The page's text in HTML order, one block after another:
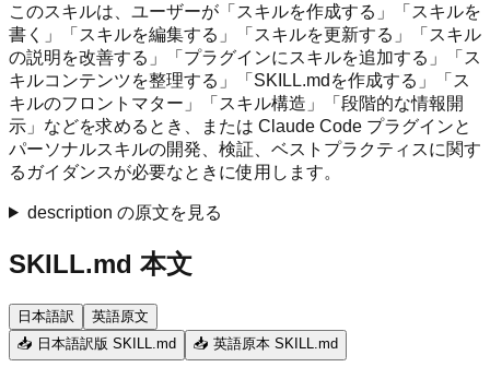
このスキルは、ユーザーが「スキルを作成する」「スキルを
書く」「スキルを編集する」「スキルを更新する」「スキル
の説明を改善する」「プラグインにスキルを追加する」「ス
キルコンテンツを整理する」「SKILL.mdを作成する」「ス
キルのフロントマター」「スキル構造」「段階的な情報開
示」などを求めるとき、または Claude Code プラグインと
パーソナルスキルの開発、検証、ベストプラクティスに関す
るガイダンスが必要なときに使用します。
description の原文を見る
SKILL.md 本文
日本語訳
英語原文
📥 日本語訳版 SKILL.md
📥 英語原本 SKILL.md